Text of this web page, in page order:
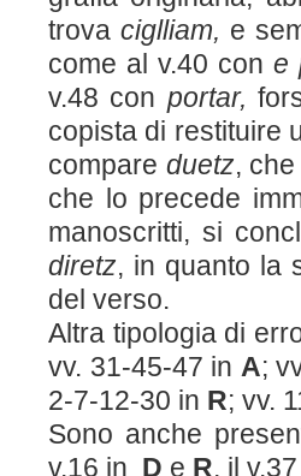
trova ciglliam, e
come al v.40 cone
v.48 con portar,
copista di restituire
compare duetz,
che lo precede
manoscritti, si
diretz, in quanto la
del verso.
Altra tipologia di
vv. 31-45-47 in A;
2-7-12-30 in R; vv.
Sono anche
v.16 in D e R, il